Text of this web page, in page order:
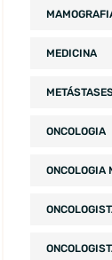
MEDICINA
ONCOLOGIA
ONCOLOGIA